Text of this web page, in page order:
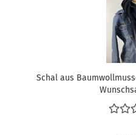
Schal aus